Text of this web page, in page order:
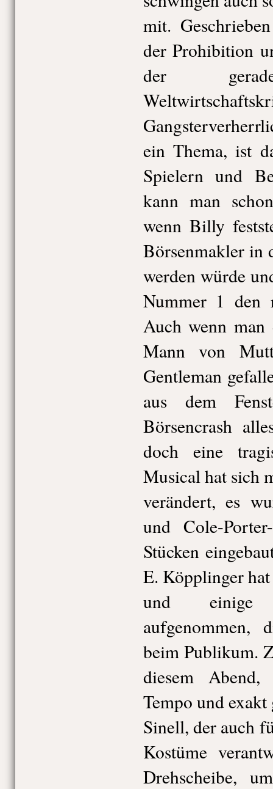
mit.
der Prohibition
der
ein Thema, ist
Spielern und
kann man
wenn Billy
Börsenmakler in
werden würde
Nummer 1 den
Auch wenn man
Mann von
Gentleman
aus dem
Börsencrash
doch eine
Musical hat sich
verändert, es
und Cole-
Stücken
E. Köpplinger
und einige
aufgenommen,
beim Publikum.
diesem
Tempo und
Sinell, der auch
Kostüme
Drehscheibe,